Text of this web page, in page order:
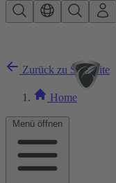
Zum Hauptinhalt springen
Menü öffnen
Zurück zu Startseite
Home